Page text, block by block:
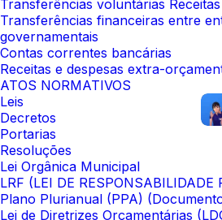
Transferências voluntárias Receitas
Transferências financeiras entre
governamentais
Contas correntes bancárias
Receitas e despesas extra-
ATOS NORMATIVOS
Leis
Decretos
Portarias
Resoluções
Lei Orgânica Municipal
LRF (LEI DE RESPONSABILIDADE
Plano Plurianual (PPA)
Lei de Diretrizes Orçamentárias